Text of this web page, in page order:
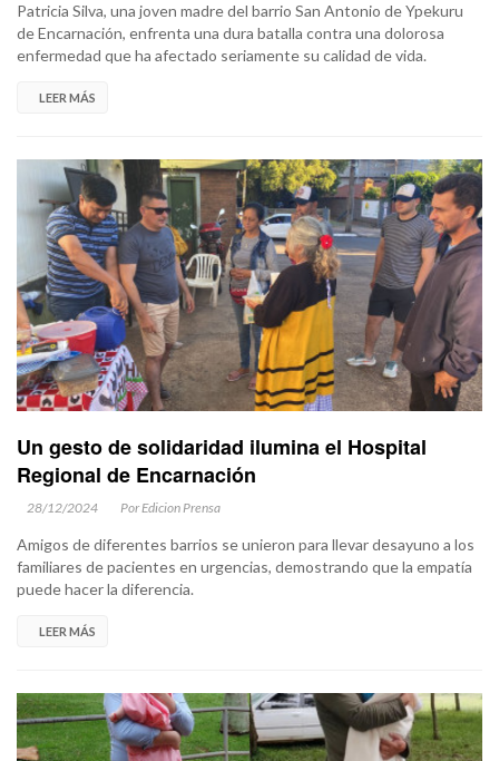
Patricia Silva, una joven madre del barrio San Antonio de Ypekuru
de Encarnación, enfrenta una dura batalla contra una dolorosa
enfermedad que ha afectado seriamente su calidad de vida.
LEER MÁS
Un gesto de solidaridad ilumina el Hospital
Regional de Encarnación
28/12/2024 Por Edicion Prensa
Amigos de diferentes barrios se unieron para llevar desayuno a los
familiares de pacientes en urgencias, demostrando que la empatía
puede hacer la diferencia.
LEER MÁS